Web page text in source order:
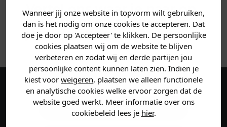
Wanneer jij onze website in topvorm wilt gebruiken,
dan is het nodig om onze cookies te accepteren. Dat
doe je door op 'Accepteer' te klikken. De persoonlijke
cookies plaatsen wij om de website te blijven
verbeteren en zodat wij en derde partijen jou
persoonlijke content kunnen laten zien. Indien je
kiest voor weigeren, plaatsen we alleen functionele
en analytische cookies welke ervoor zorgen dat de
website goed werkt. Meer informatie over ons
cookiebeleid lees je hier.
MATERIAAL & WASVOORSCHRIFT
ANDERE BESTELDEN OOK
Maak een account aan en ontvang 5%
korting op je eerste bestelling!
Vertel ons waar je naar op
zoek bent en claim direct
jouwkorting.
Heren kleding
Dames kleding